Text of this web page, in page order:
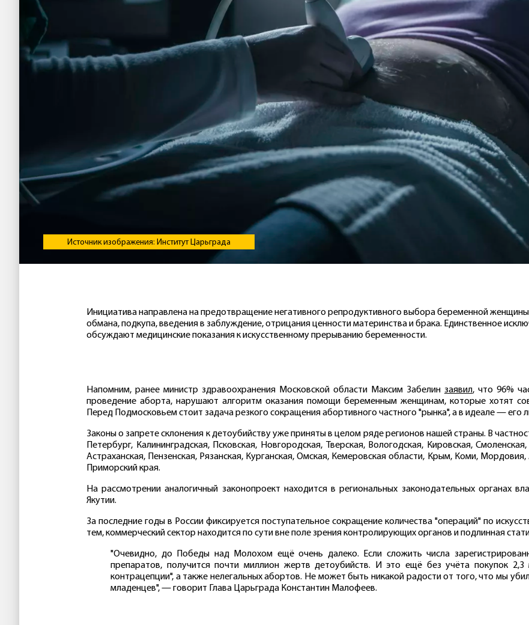
Источник изображения: Институт Царьграда
Инициатива направлена на предотвращение негативного репродуктивного выбора беременной
обмана, подкупа, введения в заблуждение, отрицания ценности материнства и брака. Единственное
обсуждают медицинские показания к искусственному прерыванию беременности.
Напомним, ранее министр здравоохранения Московской области Максим Забелин заявил, что 96%
проведение аборта, нарушают алгоритм оказания помощи беременным женщинам, которые хотят
Перед Подмосковьем стоит задача резкого сокращения абортивного частного "рынка", а в идеале — его
Законы о запрете склонения к детоубийству уже приняты в целом ряде регионов нашей страны. В
Петербург, Калининградская, Псковская, Новгородская, Тверская, Вологодская, Кировская,
Астраханская, Пензенская, Рязанская, Курганская, Омская, Кемеровская области, Крым, Коми, Мордовия,
Приморский края.
На рассмотрении аналогичный законопроект находится в региональных законодательных органах
Якутии.
За последние годы в России фиксируется поступательное сокращение количества "операций" по
тем, коммерческий сектор находится по сути вне поле зрения контролирующих органов и подлинная
"Очевидно, до Победы над Молохом ещё очень далеко. Если сложить числа
препаратов, получится почти миллион жертв детоубийств. И это ещё без учёта покупок 2,3
контрацепции", а также нелегальных абортов. Не может быть никакой радости от того, что мы
младенцев", — говорит Глава Царьграда Константин Малофеев.
область